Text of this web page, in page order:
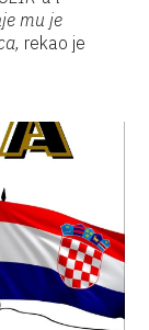
mu je
rekao je